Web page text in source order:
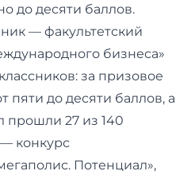
до десяти баллов.
— факультетский
бизнеса»
за призовое
пяти до десяти баллов, а
прошли 27 из 140
конкурс
Потенциал»,